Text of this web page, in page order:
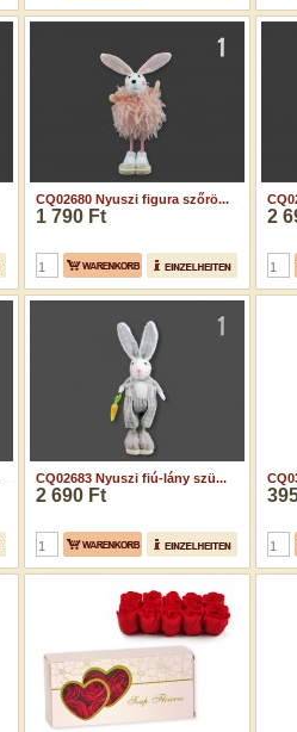
CQ02680 Nyuszi figura szőrö...
1 790 Ft 2
CQ02683 Nyuszi fiú-lány szü...
2 690 Ft